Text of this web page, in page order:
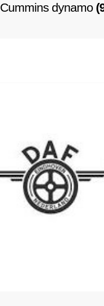
Cummins dynamo